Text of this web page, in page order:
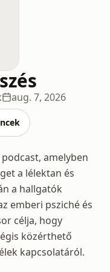
aug. 7, 2026
amelyben
a lélektan és
a hallgatók
emberi psziché és
célja, hogy
közérthető
kapcsolatáról.